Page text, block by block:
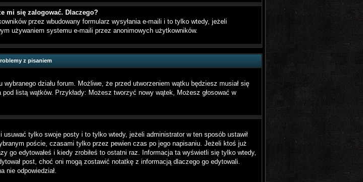
mi się zalogować. Dlaczego?
przez wbudowany formularz wysyłania e-maili i to tylko wtedy, jeżeli
używaniem systemu e-maili przez anonimowych użytkowników.
z pisaniem
działu forum. Możliwe, że przed utworzeniem wątku będziesz musiał się
listą wątków. Przykłady: Możesz tworzyć nowy wątek, Możesz głosować w
tylko swoje posty i to tylko wtedy, jeżeli administrator w ten sposób ustawił
poście, czasami tylko przez pewien czas po jego napisaniu. Jeżeli ktoś już
go edytowałeś i kiedy zrobiłeś to ostatni raz. Informacja ta wyświetli się tylko wtedy,
post, choć oni mogą zostawić notatkę z informacją dlaczego go edytowali.
nie odpowiedział.